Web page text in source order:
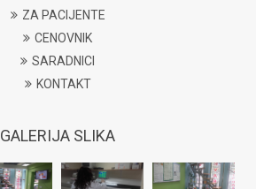
ZA PACIJENTE
CENOVNIK
SARADNICI
KONTAKT
GALERIJA SLIKA